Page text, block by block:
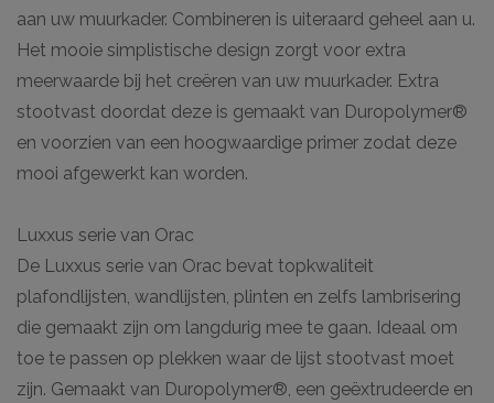
aan uw muurkader. Combineren is uiteraard geheel aan u.
Het mooie simplistische design zorgt voor extra
meerwaarde bij het creëren van uw muurkader. Extra
stootvast doordat deze is gemaakt van Duropolymer®
en voorzien van een hoogwaardige primer zodat deze
mooi afgewerkt kan worden.
Luxxus serie van Orac
De Luxxus serie van Orac bevat topkwaliteit
plafondlijsten, wandlijsten, plinten en zelfs lambrisering
die gemaakt zijn om langdurig mee te gaan. Ideaal om
toe te passen op plekken waar de lijst stootvast moet
zijn. Gemaakt van Duropolymer®, een geëxtrudeerde en